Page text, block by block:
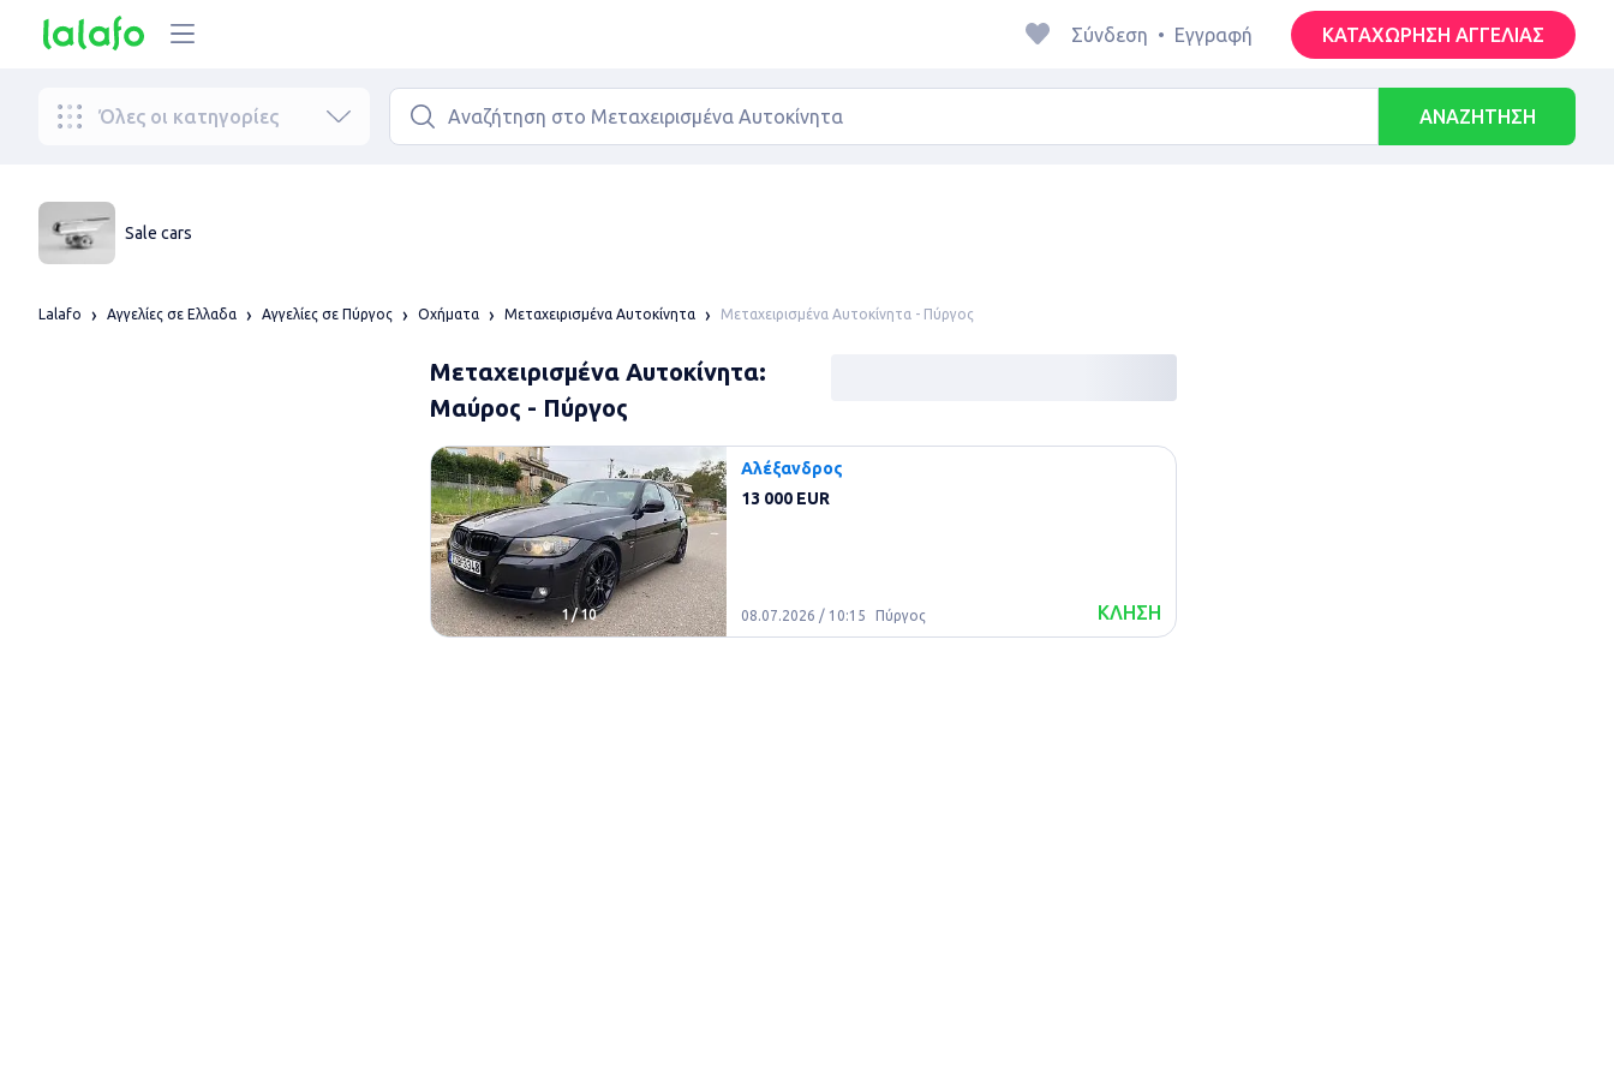
Σύνδεση • Εγγραφή ΚΑΤΑΧΩΡΗΣΗ ΑΓΓΕΛΙΑΣ
Όλες οι κατηγορίες ΑΝΑΖΗΤΗΣΗ
Sale cars
Lalafo Αγγελίες σε Ελλαδα Αγγελίες σε Πύργος Οχήματα Μεταχειρισμένα Αυτοκίνητα Μεταχειρισμένα Αυτοκίνητα - Πύργος
Μεταχειρισμένα Αυτοκίνητα:
Μαύρος - Πύργος
1/10
Αλέξανδρος
13 000 EUR
08.07.2026 / 10:15 Πύργος ΚΛΗΣΗ